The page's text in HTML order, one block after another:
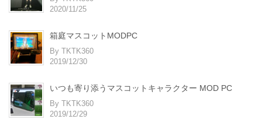
2020/11/25
箱庭マスコットMODPC
By TKTK360
2019/12/30
いつも寄り添うマスコットキャラクター MOD PC
By TKTK360
2019/12/29